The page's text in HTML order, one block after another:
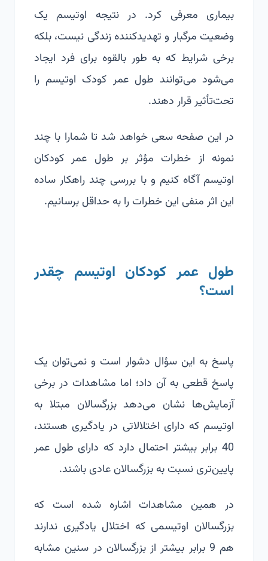
بیماری معرفی کرد. در نتیجه اوتیسم یک
وضعیت مرگبار و تهدیدکننده زندگی نیست، بلکه
برخی شرایط که به طور بالقوه برای فرد ایجاد
می‌شود می‌توانند طول عمر کودک اوتیسم را
تحت‌تأثیر قرار دهند.
در این صفحه سعی خواهد شد تا شمارا با چند
نمونه از خطرات مؤثر بر طول عمر کودکان
اوتیسم آگاه کنیم و با بررسی چند راهکار ساده
این اثر منفی این خطرات را به حداقل برسانیم.
طول عمر کودکان اوتیسم چقدر
است؟
پاسخ به این سؤال دشوار است و نمی‌توان یک
پاسخ قطعی به آن داد؛ اما مشاهدات در برخی
آزمایش‌ها نشان می‌دهد بزرگسالان مبتلا به
اوتیسم که دارای اختلالاتی در یادگیری هستند،
40 برابر بیشتر احتمال دارد که دارای طول عمر
پایین‌تری نسبت به بزرگسالان عادی باشند.
در همین مشاهدات اشاره شده است که
بزرگسالان اوتیسمی که اختلال یادگیری ندارند
هم 9 برابر بیشتر از بزرگسالان در سنین مشابه